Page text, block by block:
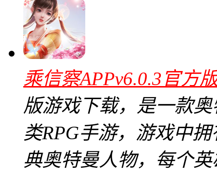
乘信察APPv6.0.3官方
版游戏下载，是一款
类RPG手游，游戏中
典奥特曼人物，每个